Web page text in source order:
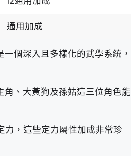
通用加成
個深入且多樣化的武學系統，
、大黃狗及孫姑這三位角色能
力，這些定力屬性加成非常珍